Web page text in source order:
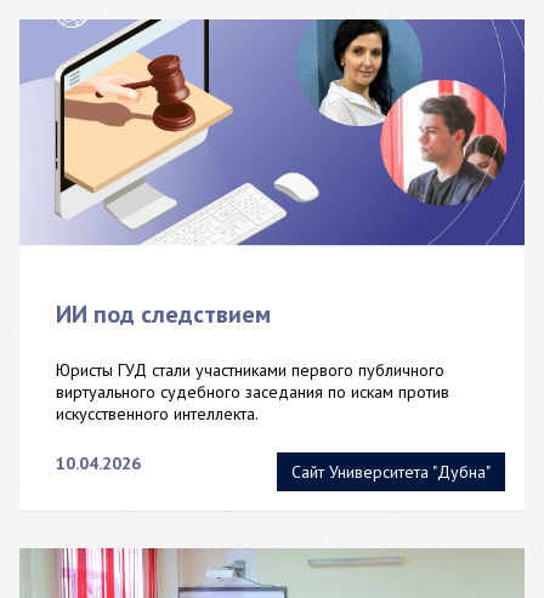
Сайт Университета "Дубна"
ИИ под следствием
Юристы ГУД стали участниками первого публичного
виртуального судебного заседания по искам против
искусственного интеллекта.
10.04.2026